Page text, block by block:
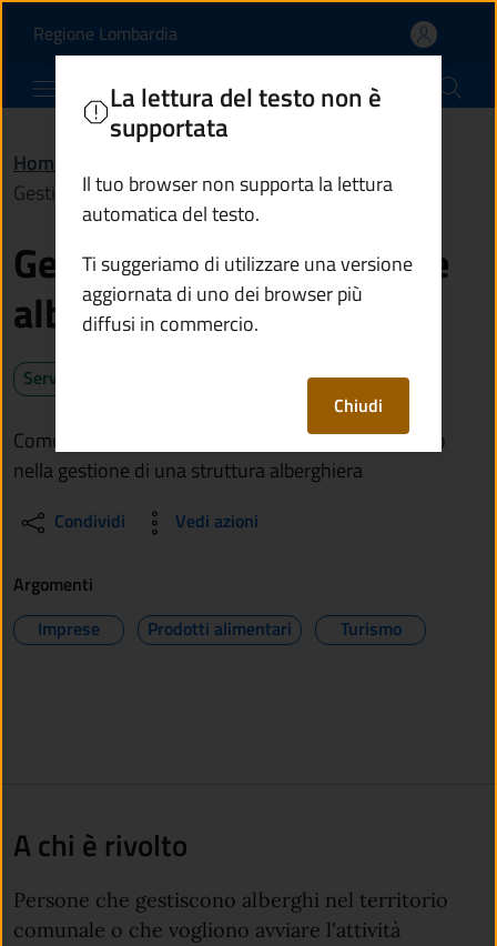
Gestire strutture
Regione Lombardia(apre in un'altra scheda).
Comune di Vezza d'Oglio
Home
Gestire strutture ricettive alberghiere
Gestire strutture ricettive
alberghiere
Servizio attivo
Come avviare, sospendere o comunicare il subentro
nella gestione di una struttura alberghiera
Condividi Vedi azioni
La lettura del testo non è
supportata
Il tuo browser non supporta la lettura
automatica del testo.
Ti suggeriamo di utilizzare una versione
aggiornata di uno dei browser più
diffusi in commercio.
Chiudi
Argomenti
Imprese
Prodotti alimentari Turismo
A chi è rivolto
Persone che gestiscono alberghi nel territorio
comunale o che vogliono avviare l'attività